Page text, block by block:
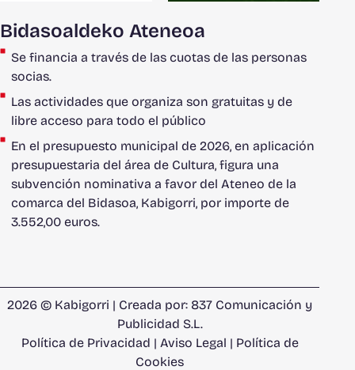
Bidasoaldeko Ateneoa
Se financia a través de las cuotas de las personas
socias.
Las actividades que organiza son gratuitas y de
libre acceso para todo el público
En el presupuesto municipal de 2026, en aplicación
presupuestaria del área de Cultura, figura una
subvención nominativa a favor del Ateneo de la
comarca del Bidasoa, Kabigorri, por importe de
3.552,00 euros.
2026 © Kabigorri | Creada por: 837 Comunicación y
Publicidad S.L.
Política de Privacidad | Aviso Legal | Política de
Cookies